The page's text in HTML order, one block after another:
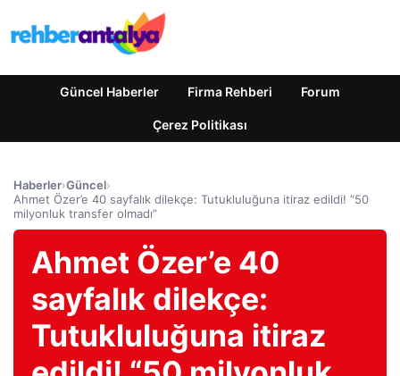
Güncel Haberler Firma Rehberi Forum
Çerez Politikası
Haberler›Güncel›
Ahmet Özer’e 40 sayfalık dilekçe: Tutukluluğuna itiraz edildi! “50
milyonluk transfer olmadı”
Ahmet Özer’e 40
sayfalık dilekçe:
Tutukluluğuna itiraz